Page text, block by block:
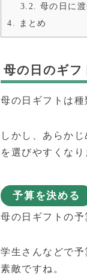
3.2.
母の日に
4.
まとめ
母の日のギフ
母の日ギフトは種
しかし、あらか
を選びやすくなり
予算を決める
母の日ギフトの予
学生さんなどで
素敵ですね。